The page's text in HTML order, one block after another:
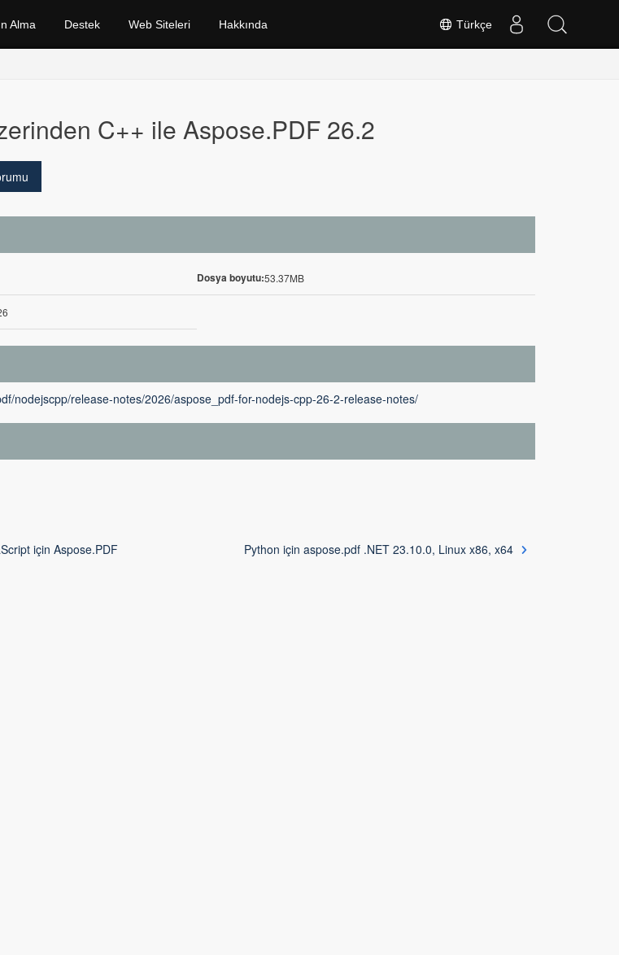
Türkçe
Alma Destek Web Siteleri Hakkında
C++ ile Aspose.PDF 26.2
Dosya boyutu:53.37MB
nodejscpp/release-notes/2026/aspose_pdf-for-nodejs-cpp-26-2-release-notes/
için Aspose.PDF Python için aspose.pdf .NET 23.10.0, Linux x86, x64